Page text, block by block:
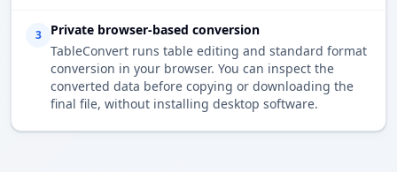
3
Private browser-based conversion
TableConvert runs table editing and standard format
conversion in your browser. You can inspect the
converted data before copying or downloading the
final file, without installing desktop software.